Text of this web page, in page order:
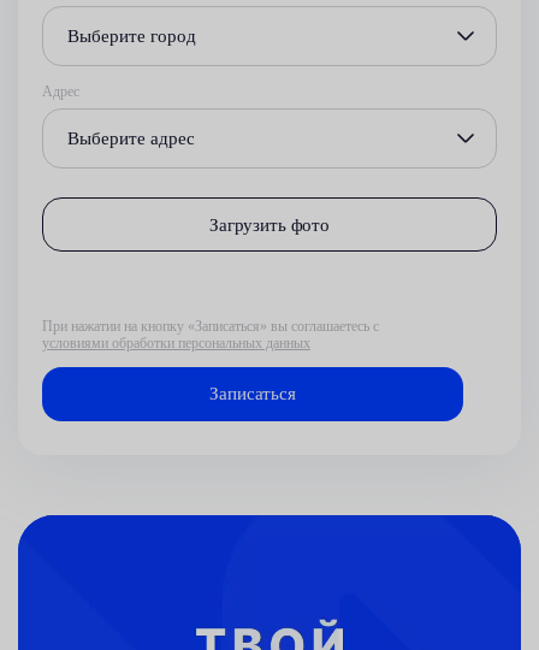
Выберите город
Адрес
Выберите адрес
Загрузить фото
При нажатии на кнопку «Записаться» вы соглашаетесь с
условиями обработки персональных данных